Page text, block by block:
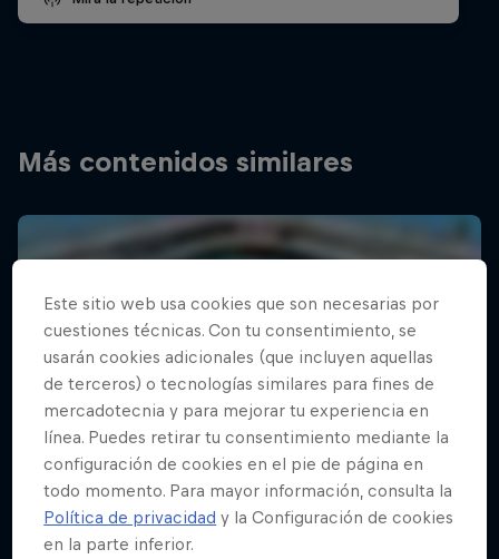
Más contenidos similares
Este sitio web usa cookies que son necesarias por
cuestiones técnicas. Con tu consentimiento, se
usarán cookies adicionales (que incluyen aquellas
de terceros) o tecnologías similares para fines de
mercadotecnia y para mejorar tu experiencia en
línea. Puedes retirar tu consentimiento mediante la
configuración de cookies en el pie de página en
todo momento. Para mayor información, consulta la
Política de privacidad y la Configuración de cookies
en la parte inferior.